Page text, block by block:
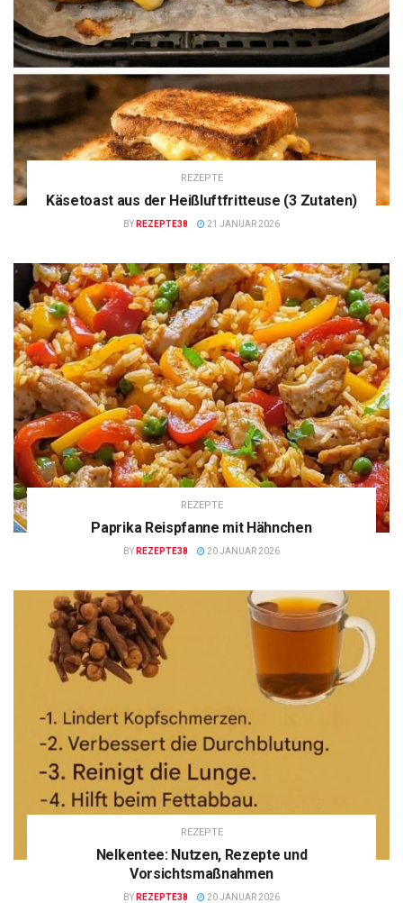
REZEPTE
Käsetoast aus der Heißluftfritteuse (3 Zutaten)
BY REZEPTE38 21 JANUAR 2026
REZEPTE
Paprika Reispfanne mit Hähnchen
BY REZEPTE38 20 JANUAR 2026
REZEPTE
Nelkentee: Nutzen, Rezepte und
Vorsichtsmaßnahmen
BY REZEPTE38 20 JANUAR 2026